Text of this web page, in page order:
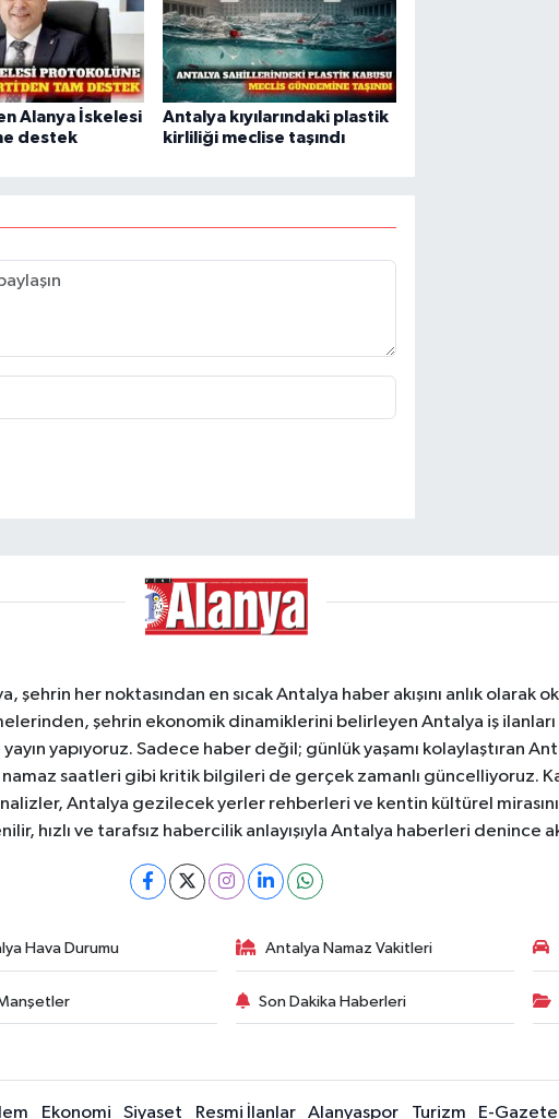
Alanya İskelesi
destek
Antalya kıyılarındaki plastik
kirliliği meclise taşındı
her noktasından en sıcak Antalya haber akışını anlık olarak
şehrin ekonomik dinamiklerini belirleyen Antalya iş
yapıyoruz. Sadece haber değil; günlük yaşamı kolaylaştıran
saatleri gibi kritik bilgileri de gerçek zamanlı güncelliyoruz.
Antalya gezilecek yerler rehberleri ve kentin kültürel mirasını
hızlı ve tarafsız habercilik anlayışıyla Antalya haberleri denince
Hava Durumu Antalya Namaz Vakitleri
Son Dakika Haberleri
Ekonomi Siyaset Resmi İlanlar Alanyaspor Turizm E-Gazete